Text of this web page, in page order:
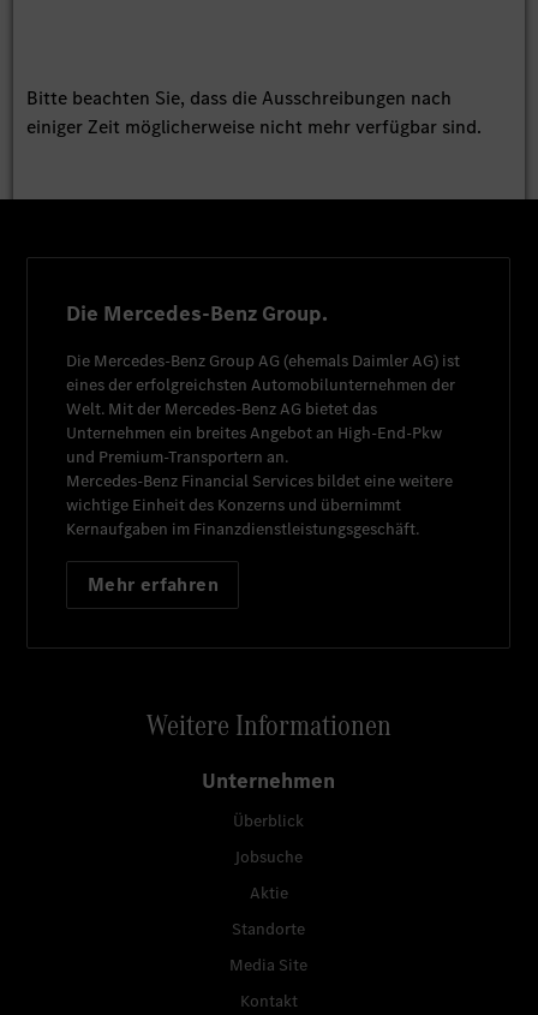
Bitte beachten Sie, dass die Ausschreibungen nach
einiger Zeit möglicherweise nicht mehr verfügbar sind.
Die Mercedes-Benz Group.
Die Mercedes-Benz Group AG (ehemals Daimler AG) ist
eines der erfolgreichsten Automobilunternehmen der
Welt. Mit der Mercedes-Benz AG bietet das
Unternehmen ein breites Angebot an High-End-Pkw
und Premium-Transportern an.
Mercedes-Benz Financial Services bildet eine weitere
wichtige Einheit des Konzerns und übernimmt
Kernaufgaben im Finanzdienstleistungsgeschäft.
Mehr erfahren
Weitere Informationen
Unternehmen
Überblick
Jobsuche
Aktie
Standorte
Media Site
Kontakt